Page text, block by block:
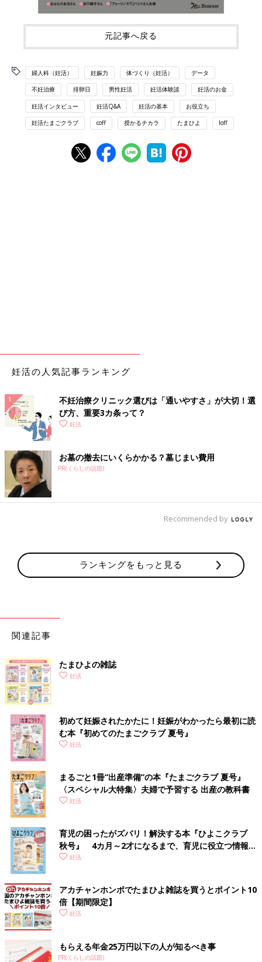
元記事へ戻る
婦人科（妊活） 妊娠力 体づくり（妊活） データ
不妊治療 排卵日 男性妊活 妊活体験談 妊活のお金
妊活インタビュー 妊活Q&A 妊活の基本 お役立ち
妊活たまごクラブ coff 授かるチカラ たまひよ loff
妊活の人気記事ランキング
不妊治療クリニック選びは「通いやすさ」が大切！選
び方、重要3カ条って？
妊活
お墓の撤去にいくらかかる？墓じまい費用
PR(くらしの話題)
Recommended by
ランキングをもっと見る
関連記事
たまひよの雑誌
妊活
初めて妊娠されたかたに！妊娠がわかったら最初に読
む本『初めてのたまごクラブ 夏号』
妊活
まるごと1冊“出産準備”の本『たまごクラブ 夏号』
〈スペシャル大特集〉夫婦で予習する 出産の教科書
妊活
育児の困ったがズバリ！解決する本『ひよこクラブ
秋号』 4カ月～2才になるまで、育児に役立つ情報が
いっぱい！
妊活
アカチャンホンポでたまひよ雑誌を買うとポイント10
倍【期間限定】
妊活
もらえる年金25万円以下の人が知るべき事
PR(くらしの話題)